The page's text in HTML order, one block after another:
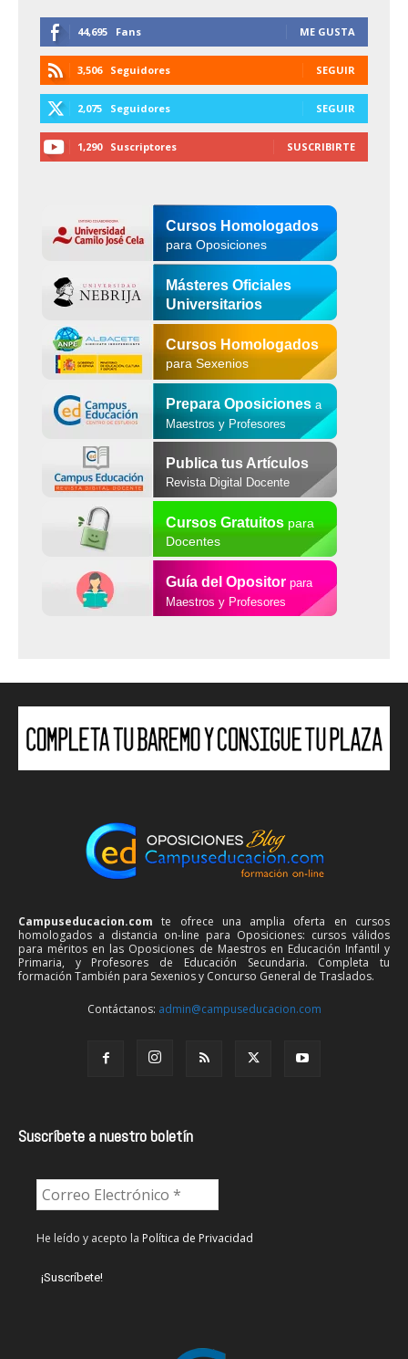
44,695 Fans ME GUSTA
3,506 Seguidores SEGUIR
2,075 Seguidores SEGUIR
1,290 Suscriptores SUSCRIBIRTE
Cursos Homologados
para Oposiciones
Másteres Oficiales
Universitarios
Cursos Homologados
para Sexenios
Prepara Oposiciones a
Maestros y Profesores
Publica tus Artículos
Revista Digital Docente
Cursos Gratuitospara
Docentes
Guía del Opositor para
Maestros y Profesores
Campuseducacion.com te ofrece una amplia oferta en cursos
homologados a distancia on-line para Oposiciones: cursos válidos
para méritos en las Oposiciones de Maestros en Educación Infantil y
Primaria, y Profesores de Educación Secundaria. Completa tu
formación También para Sexenios y Concurso General de Traslados.
Contáctanos: admin@campuseducacion.com
Suscríbete a nuestro boletín
He leído y acepto la Política de Privacidad